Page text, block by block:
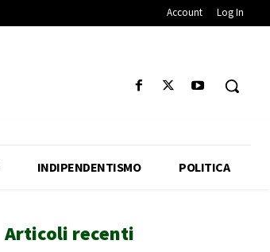
Account Log In
INDIPENDENTISMO POLITICA
Articoli recenti